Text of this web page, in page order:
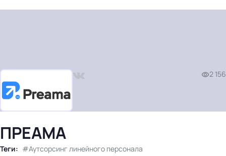
картина дня
темы
новости
материалы
видео
события
бизнес-центр
2 156
ПРЕАМА
Теги: Аутсорсинг линейного персонала